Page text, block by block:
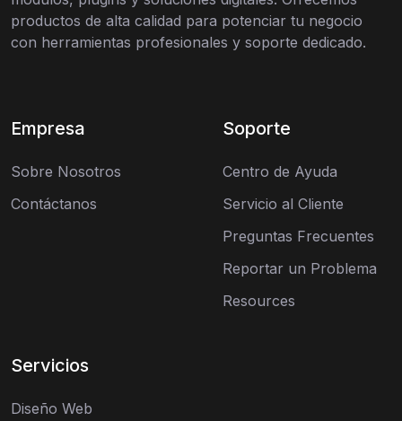
productos de alta calidad para potenciar tu negocio
con herramientas profesionales y soporte dedicado.
Empresa
Sobre Nosotros
Contáctanos
Soporte
Centro de Ayuda
Servicio al Cliente
Preguntas Frecuentes
Reportar un Problema
Resources
Servicios
Diseño Web